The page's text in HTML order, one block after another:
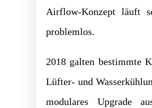
Airflow-Konzept läuft
problemlos.
2018 galten bestimmte
Lüfter- und
modulares Upgrade